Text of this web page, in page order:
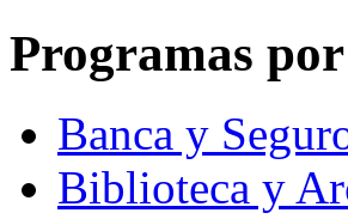
Programas
Banca y
Biblioteca y